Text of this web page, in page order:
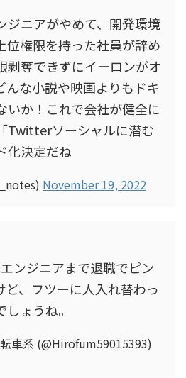
ジニアがやめて、開発環境
位権限を持った社員が辞め
剥奪できずにイーロンがオ
んな小説や映画よりもドキ
いか！これで会社が健全に
Twitterソーシャルに潜む
化決定だね
November 19, 2022
ンジニアまで退職でピン
ど、フツーに人入れ替わっ
ょうね。
車系 (@Hirofum59015393)